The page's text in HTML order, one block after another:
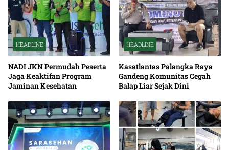
HEADLINE
NADI JKN Permudah Peserta
Jaga Keaktifan Program
Jaminan Kesehatan
HEADLINE
Kasatlantas Palangka Raya
Gandeng Komunitas Cegah
Balap Liar Sejak Dini